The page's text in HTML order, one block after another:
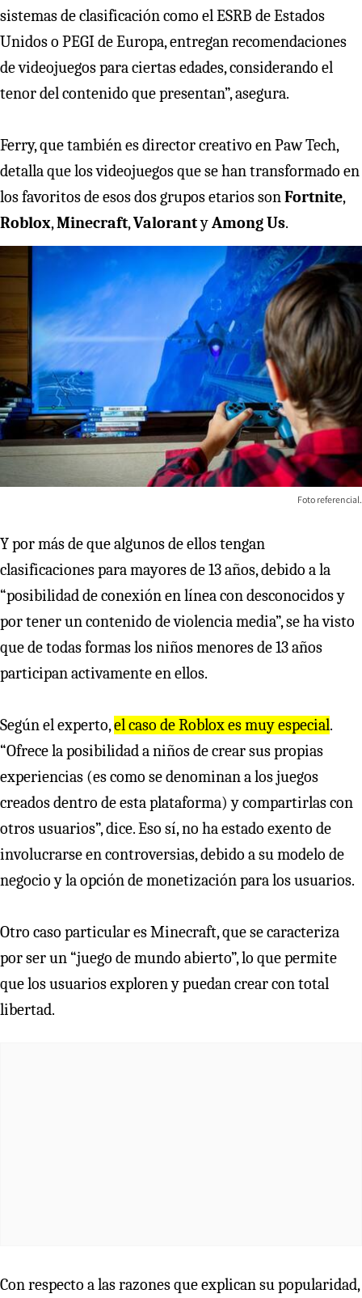
sistemas de clasificación como el ESRB de Estados
Unidos o PEGI de Europa, entregan recomendaciones
de videojuegos para ciertas edades, considerando el
tenor del contenido que presentan”, asegura.
Ferry, que también es director creativo en Paw Tech,
detalla que los videojuegos que se han transformado en
los favoritos de esos dos grupos etarios sonFortnite,
Roblox,Minecraft,ValorantyAmong Us.
Foto referencial.
Y por más de que algunos de ellos tengan
clasificaciones para mayores de 13 años, debido a la
“posibilidad de conexión en línea con desconocidos y
por tener un contenido de violencia media”, se ha visto
que de todas formas los niños menores de 13 años
participan activamente en ellos.
Según el experto,el caso de Roblox es muy especial.
“Ofrece la posibilidad a niños de crear sus propias
experiencias (es como se denominan a los juegos
creados dentro de esta plataforma) y compartirlas con
otros usuarios”, dice. Eso sí, no ha estado exento de
involucrarse en controversias, debido a su modelo de
negocio y la opción de monetización para los usuarios.
Otro caso particular es Minecraft, que se caracteriza
por ser un “juego de mundo abierto”, lo que permite
que los usuarios exploren y puedan crear con total
libertad.
Con respecto a las razones que explican su popularidad,